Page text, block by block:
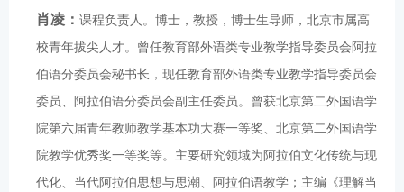
肖凌： 课程负责人。博士，教授，博士生导师，北京市属高
校青年拔尖人才。曾任教育部外语类专业教学指导委员会阿拉
伯语分委员会秘书长，现任教育部外语类专业教学指导委员会
委员、阿拉伯语分委员会副主任委员。曾获北京第二外国语学
院第六届青年教师教学基本功大赛一等奖、北京第二外国语学
院教学优秀奖一等奖等。主要研究领域为阿拉伯文化传统与现
代化、当代阿拉伯思想与思潮、阿拉伯语教学；主编《理解当